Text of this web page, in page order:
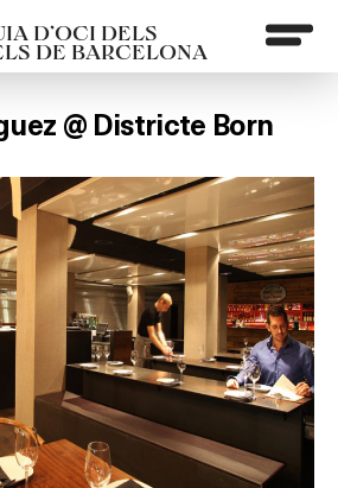
D’OCI DELS
DE BARCELONA
@ Districte Born